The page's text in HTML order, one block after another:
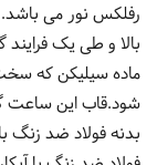
رفلکس نور می
بالا و طی یک
ماده سیلیکن که
بدنه فولاد ضد زنگ